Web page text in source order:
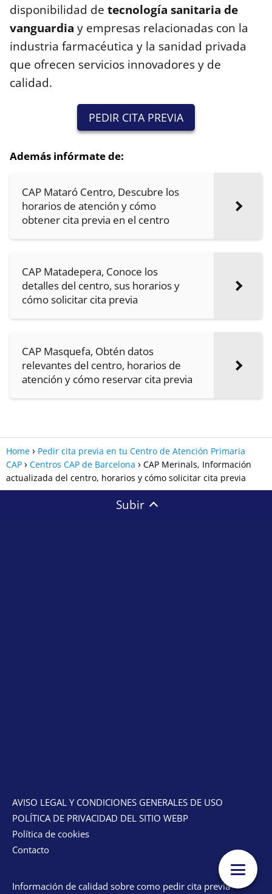
disponibilidad de tecnología sanitaria de
vanguardia y empresas relacionadas con la
industria farmacéutica y la sanidad privada
que ofrecen servicios innovadores y de
calidad.
PEDIR CITA PREVIA
Además infórmate de:
CAP Mataró Centro, Descubre los
horarios de atención y cómo
obtener cita previa en el centro
CAP Matadepera, Conoce los
detalles del centro, sus horarios y
cómo solicitar cita previa
CAP Masquefa, Obtén datos
relevantes del centro, horarios de
atención y cómo reservar cita previa
Home
Pedir cita previa en tu Centro de Atención Primaria
CAP
Centros CAP de Barcelona
CAP Merinals, Información
actualizada del centro, horarios y cómo solicitar cita previa
Subir
AVISO LEGAL Y CONDICIONES GENERALES DE USO
POLÍTICA DE PRIVACIDAD DEL SITIO WEBP
Política de cookies
Contacto
Información de calidad sobre como pedir cita previa